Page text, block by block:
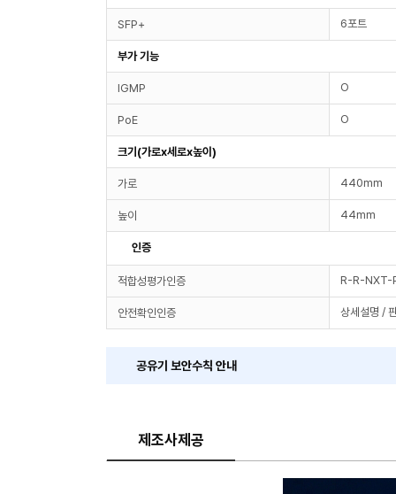
SFP+ 6포트
부가 기능
IGMP O
PoE O
크기(가로x세로x높이)
가로 440mm
높이 44mm
인증
적합성평가인증 R-R-NXT-
안전확인인증 상세설명 /
공유기 보안수칙 안내
제조사제공